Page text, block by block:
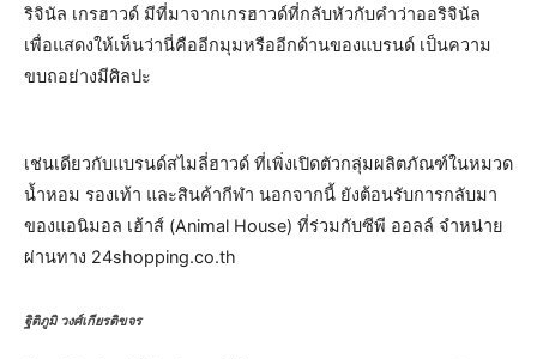
ริจินัล เกรฮาวด์ มีที่มาจากเกรฮาวด์ที่กลับหัวกับคำว่าออริจินัล
เพื่อแสดงให้เห็นว่านี่คืออีกมุมหรืออีกด้านของแบรนด์ เป็นความ
ขบถอย่างมีศิลปะ
เช่นเดียวกับแบรนด์สไมลี่ฮาวด์ ที่เพิ่งเปิดตัวกลุ่มผลิตภัณฑ์ในหมวด
น้ำหอม รองเท้า และสินค้ากีฬา นอกจากนี้ ยังต้อนรับการกลับมา
ของแอนิมอล เฮ้าส์ (Animal House) ที่ร่วมกับซีพี ออลล์ จำหน่าย
ผ่านทาง 24shopping.co.th
ฐิติภูมิ วงศ์เกียรติขจร